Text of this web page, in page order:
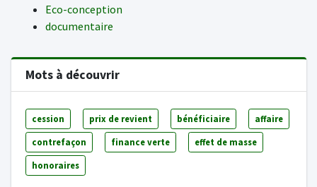
Eco-conception
documentaire
Mots à découvrir
cession prix de revient bénéficiaire affaire
contrefaçon finance verte effet de masse
honoraires